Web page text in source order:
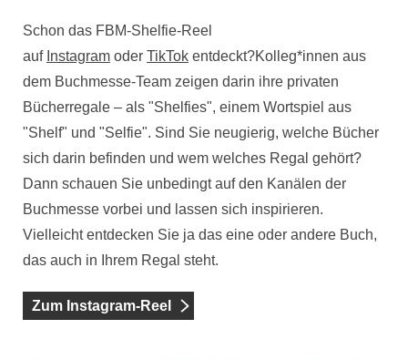
Schon das FBM-Shelfie-Reel
auf Instagram oder TikTok entdeckt?Kolleg*innen aus
dem Buchmesse-Team zeigen darin ihre privaten
Bücherregale – als "Shelfies", einem Wortspiel aus
"Shelf" und "Selfie". Sind Sie neugierig, welche Bücher
sich darin befinden und wem welches Regal gehört?
Dann schauen Sie unbedingt auf den Kanälen der
Buchmesse vorbei und lassen sich inspirieren.
Vielleicht entdecken Sie ja das eine oder andere Buch,
das auch in Ihrem Regal steht.
Zum Instagram-Reel